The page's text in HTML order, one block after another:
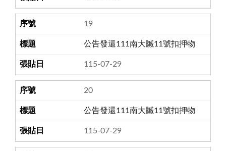
19
公告發還111南大贓11號扣押物
115-07-29
20
公告發還111南大贓11號扣押物
115-07-29